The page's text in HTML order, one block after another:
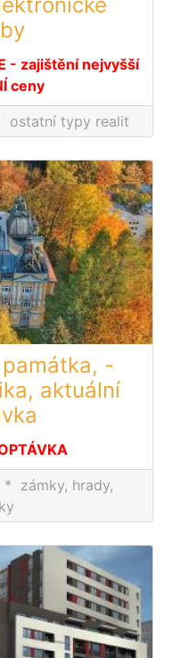
- zajištění nejvyšší
ceny
ostatní typy realit
-
aktuální
* zámky, hrady,